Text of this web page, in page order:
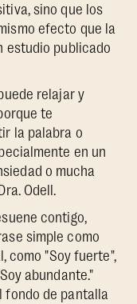
sino que los
efecto que la
estudio publicado
relajar y
te
la palabra o
en un
o mucha
Odell.
contigo,
simple como
como "Soy fuerte",
abundante."
fondo de pantalla